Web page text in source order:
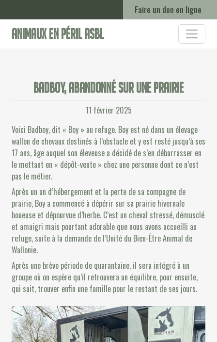
Faire un don en ligne
Animaux en Péril ASBL
Badboy, abandonné sur une prairie
11 février 2025
Voici Badboy, dit « Boy » au refuge. Boy est né dans un élevage
wallon de chevaux destinés à l’obstacle et y est resté jusqu’à ses
17 ans, âge auquel son éleveuse a décidé de s’en débarrasser en
le mettant en « dépôt-vente » chez une personne dont ce n’est
pas le métier.
Après un an d’hébergement et la perte de sa compagne de
prairie, Boy a commencé à dépérir sur sa prairie hivernale
boueuse et dépourvue d’herbe. C’est un cheval stressé, démusclé
et amaigri mais pourtant adorable que nous avons accueilli au
refuge, suite à la demande de l’Unité du Bien-Être Animal de
Wallonie.
Après une brève période de quarantaine, il sera intégré à un
groupe où on espère qu’il retrouvera un équilibre, pour ensuite,
qui sait, trouver enfin une famille pour le restant de ses jours.